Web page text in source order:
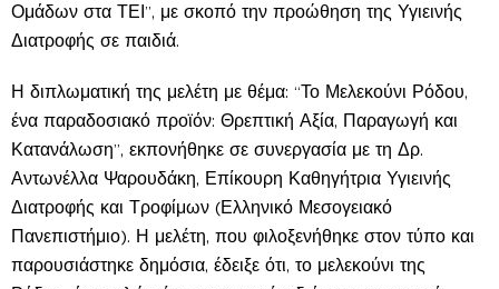
Ομάδων στα ΤΕΙ”, με σκοπό την προώθηση της Υγιεινής
Διατροφής σε παιδιά.
Η διπλωματική της μελέτη με θέμα: “Το Μελεκούνι Ρόδου,
ένα παραδοσιακό προϊόν: Θρεπτική Αξία, Παραγωγή και
Κατανάλωση”, εκπονήθηκε σε συνεργασία με τη Δρ.
Αντωνέλλα Ψαρουδάκη, Επίκουρη Καθηγήτρια Υγιεινής
Διατροφής και Τροφίμων (Ελληνικό Μεσογειακό
Πανεπιστήμιο). Η μελέτη, που φιλοξενήθηκε στον τύπο και
παρουσιάστηκε δημόσια, έδειξε ότι, το μελεκούνι της